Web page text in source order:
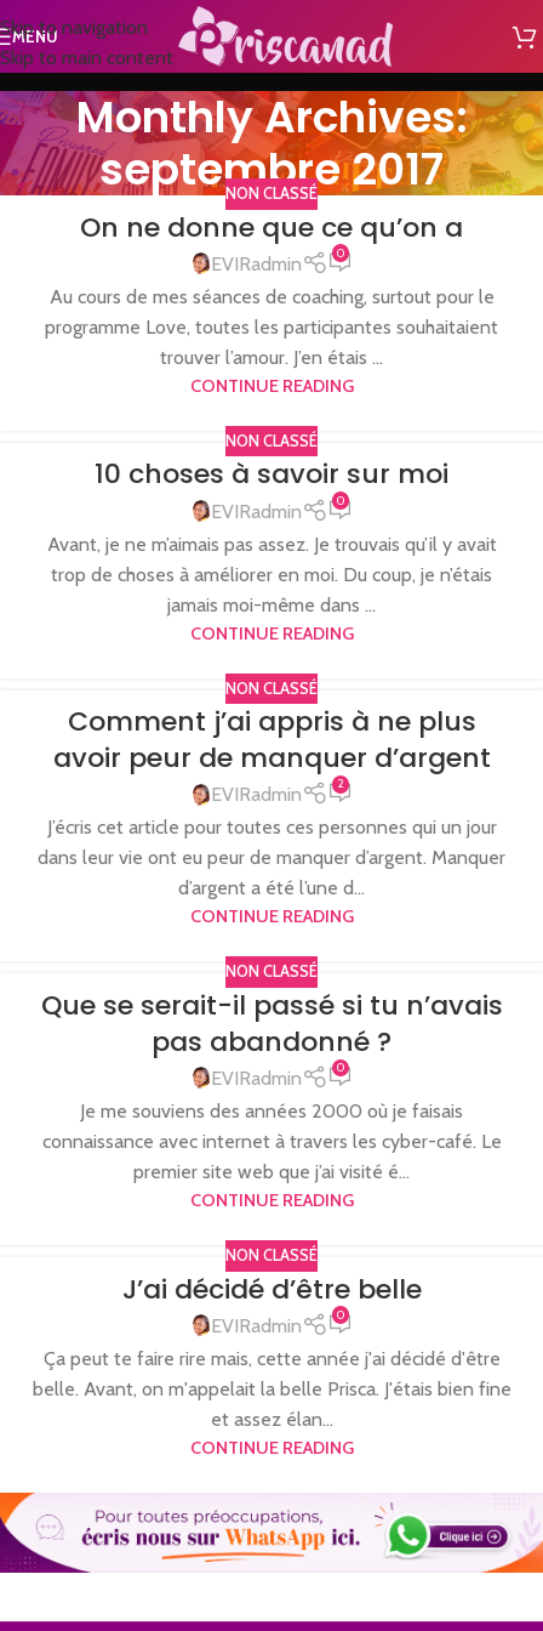
Skip to navigation
Skip to main content
MENU
Monthly Archives:
septembre 2017
NON CLASSÉ
On ne donne que ce qu’on a
EVIRadmin 0
Au cours de mes séances de coaching, surtout pour le
programme Love, toutes les participantes souhaitaient
trouver l’amour. J’en étais ...
CONTINUE READING
NON CLASSÉ
10 choses à savoir sur moi
EVIRadmin 0
Avant, je ne m’aimais pas assez. Je trouvais qu’il y avait
trop de choses à améliorer en moi. Du coup, je n’étais
jamais moi-même dans ...
CONTINUE READING
NON CLASSÉ
Comment j’ai appris à ne plus
avoir peur de manquer d’argent
EVIRadmin 2
J’écris cet article pour toutes ces personnes qui un jour
dans leur vie ont eu peur de manquer d’argent. Manquer
d’argent a été l’une d...
CONTINUE READING
NON CLASSÉ
Que se serait-il passé si tu n’avais
pas abandonné ?
EVIRadmin 0
Je me souviens des années 2000 où je faisais
connaissance avec internet à travers les cyber-café. Le
premier site web que j’ai visité é...
CONTINUE READING
NON CLASSÉ
J’ai décidé d’être belle
EVIRadmin 0
Ça peut te faire rire mais, cette année j'ai décidé d'être
belle. Avant, on m'appelait la belle Prisca. J'étais bien fine
et assez élan...
CONTINUE READING